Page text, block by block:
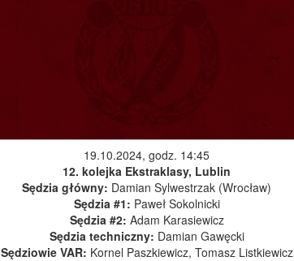
19.10.2024, godz. 14:45
12. kolejka Ekstraklasy, Lublin
Sędzia główny: Damian Sylwestrzak (Wrocław)
Sędzia #1: Paweł Sokolnicki
Sędzia #2: Adam Karasiewicz
Sędzia techniczny: Damian Gawęcki
Sędziowie VAR: Kornel Paszkiewicz, Tomasz Listkiewicz